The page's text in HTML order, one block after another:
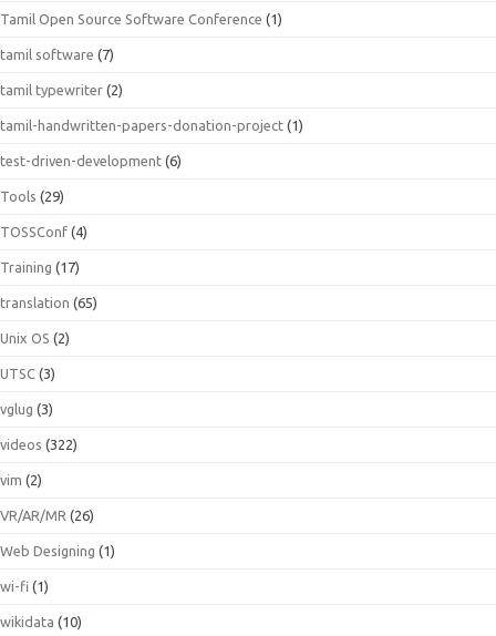
Tamil Open Source Software Conference (1)
tamil software (7)
tamil typewriter (2)
tamil-handwritten-papers-donation-project (1)
test-driven-development (6)
Tools (29)
TOSSConf (4)
Training (17)
translation (65)
Unix OS (2)
UTSC (3)
vglug (3)
videos (322)
vim (2)
VR/AR/MR (26)
Web Designing (1)
wi-fi (1)
wikidata (10)